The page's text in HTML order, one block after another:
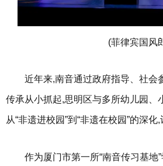
(菲律宾国风
近年来,南音通过政府指导、社会
传承从小抓起,思明区与多所幼儿园、
从“非遗进校园”到“非遗在校园”的深
作为厦门市第一所“南音传习基